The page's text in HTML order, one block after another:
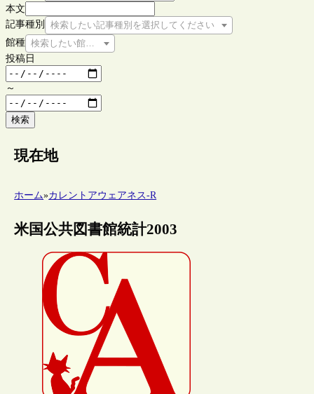
本文
記事種別
検索したい記事種別を選択してください
館種 検索したい館種を選択してください
投稿日
～
検索
現在地
ホーム»カレントアウェアネス-R
米国公共図書館統計2003